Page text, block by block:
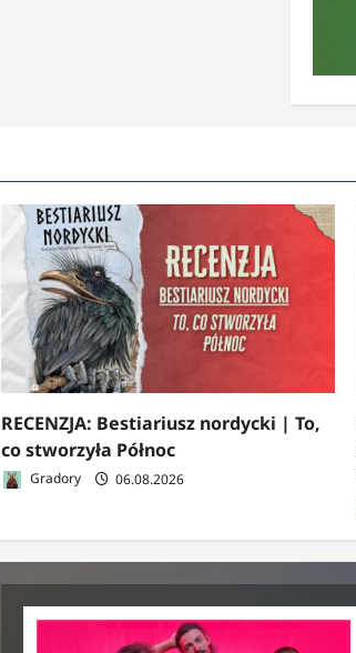
RECENZJA: Bestiariusz nordycki | To,
co stworzyła Północ
Gradory 06.08.2026